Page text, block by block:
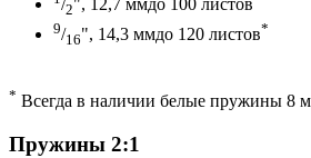
/2", 12,7 ммдо 100 листов
9/16", 14,3 ммдо 120 листов*
* Всегда в наличии белые пружины 8
Пружины 2:1